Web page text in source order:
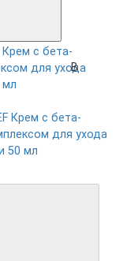
В
Крем с бета-
для ухода
50 мл